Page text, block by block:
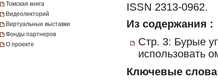
Томская книга
Видеолекторий
Виртуальные выставки
Фонды партнеров
О проекте
ISSN 2313-0962.
Из содержания :
Стр. 3: Бурые
использовать
Ключевые слова